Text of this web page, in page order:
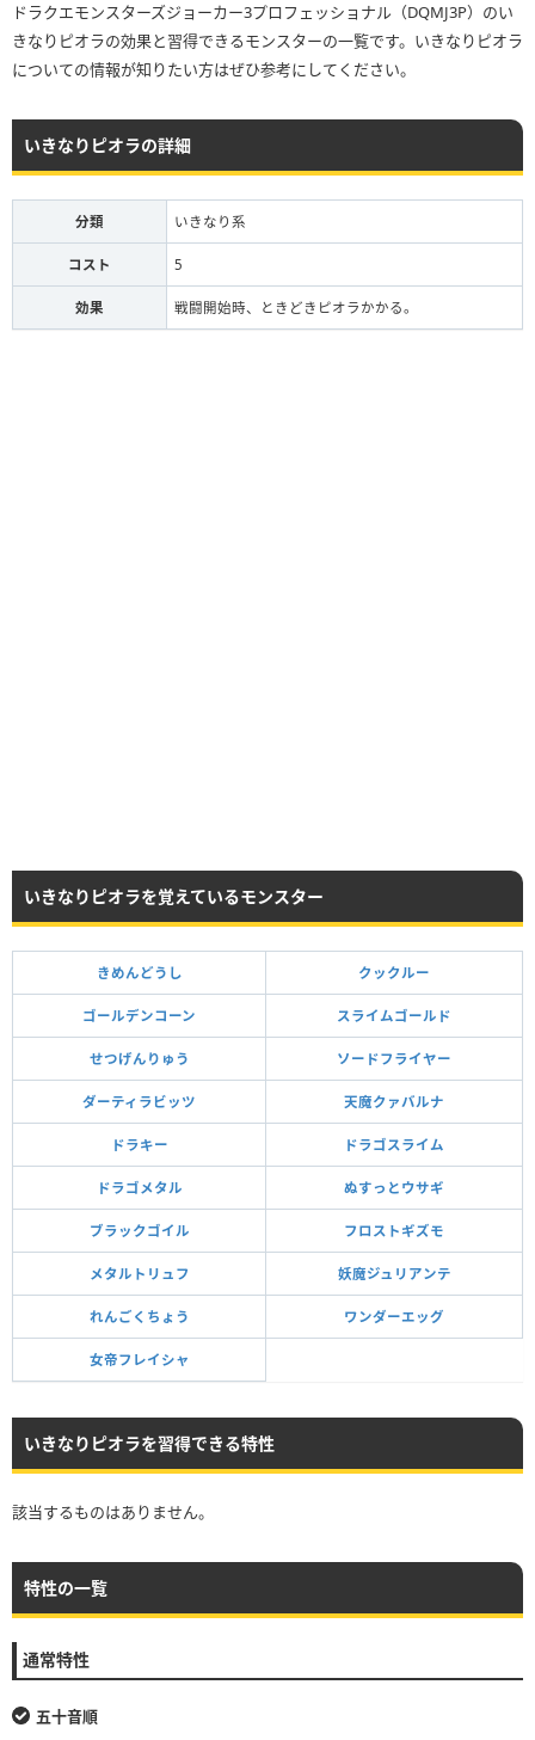
ドラクエモンスターズジョーカー3プロフェッショナル（DQMJ3P）のい
きなりピオラの効果と習得できるモンスターの一覧です。いきなりピオラ
についての情報が知りたい方はぜひ参考にしてください。
いきなりピオラの詳細
分類 いきなり系
コスト 5
効果 戦闘開始時、ときどきピオラかかる。
いきなりピオラを覚えているモンスター
きめんどうし クックルー
ゴールデンコーン スライムゴールド
せつげんりゅう ソードフライヤー
ダーティラビッツ 天魔クァバルナ
ドラキー ドラゴスライム
ドラゴメタル ぬすっとウサギ
ブラックゴイル フロストギズモ
メタルトリュフ 妖魔ジュリアンテ
れんごくちょう ワンダーエッグ
女帝フレイシャ
いきなりピオラを習得できる特性
該当するものはありません。
特性の一覧
通常特性
五十音順